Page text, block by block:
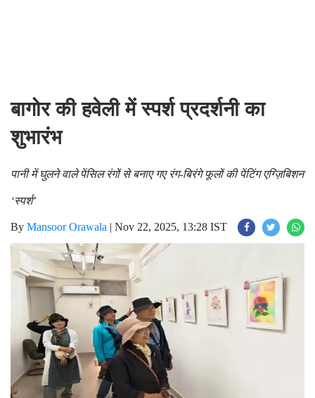
बागोर की हवेली में स्पर्श प्रदर्शनी का
शुभारंभ
पानी में घुलने वाले पेंसिल रंगों से बनाए गए रंग-बिरंगे फूलों की पेंटिंग एग्ज़िबिशन
‘स्पर्श’
By Mansoor Orawala | Nov 22, 2025, 13:28 IST